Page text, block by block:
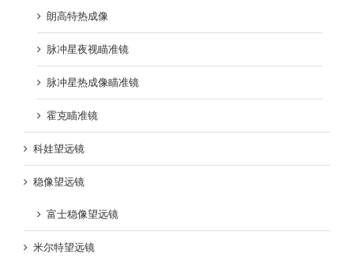
朗高特热成像
脉冲星夜视瞄准镜
脉冲星热成像瞄准镜
霍克瞄准镜
科娃望远镜
稳像望远镜
富士稳像望远镜
米尔特望远镜